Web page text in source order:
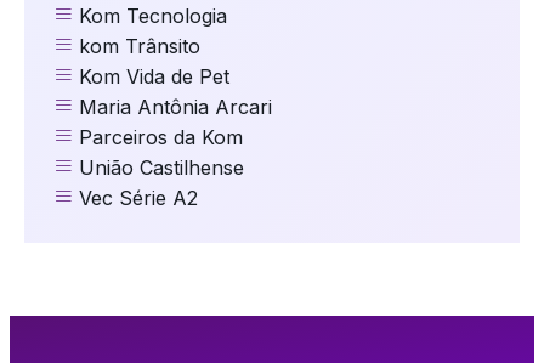
Kom Tecnologia
kom Trânsito
Kom Vida de Pet
Maria Antônia Arcari
Parceiros da Kom
União Castilhense
Vec Série A2